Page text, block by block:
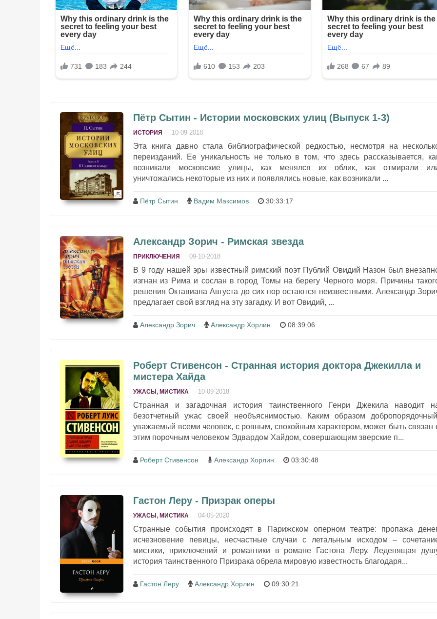
Пётр Сытин - Истории московских улиц (Выпуск 1-3)
ИСТОРИЯ 10-09-2018
Эта книга давно стала библиографической редкостью, несмотря на
переизданий. Ее уникальность не только в том, что здесь рассказывается,
возникали московские улицы, как менялся их облик, как отмирали
уничтожались некоторые из них и появлялись новые, как возникали ...
Пётр Сытин Вадим Максимов 30:33:17
Александр Зорич - Римская звезда
ПРИКЛЮЧЕНИЯ 09-10-2018
В 9 году нашей эры известный римский поэт Публий Овидий Назон был
изгнан из Рима и сослан в город Томы на берегу Черного моря. Причины
решения Октавиана Августа до сих пор остаются неизвестными. Александр
предлагает свой взгляд на эту загадку. И вот Овидий, ...
Александр Зорич Александр Хорлин 08:39:06
Роберт Стивенсон - Странная история доктора Джекилла и
мистера Хайда
УЖАСЫ, МИСТИКА 10-09-2018
Странная и загадочная история таинственного Генри Джекила наводит
безотчетный ужас своей необъяснимостью. Каким образом
уважаемый всеми человек, с ровным, спокойным характером, может быть связан
этим порочным человеком Эдвардом Хайдом, совершающим зверские п...
Роберт Стивенсон Александр Хорлин 03:30:48
Гастон Леру - Призрак оперы
УЖАСЫ, МИСТИКА 04-05-2020
Странные события происходят в Парижском оперном театре: пропажа
исчезновение певицы, несчастные случаи с летальным исходом –
мистики, приключений и романтики в романе Гастона Леру. Леденящая
история таинственного Призрака обрела мировую известность благодаря...
Гастон Леру Александр Хорлин 09:30:21